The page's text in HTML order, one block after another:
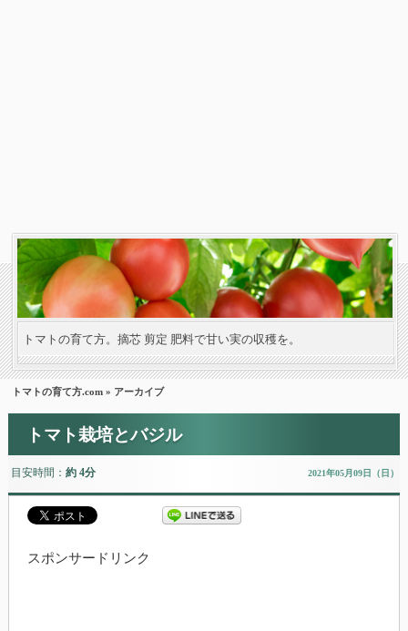
トマトの育て方。摘芯 剪定 肥料で甘い実の収穫を。
トマトの育て方.com » アーカイブ
トマト栽培とバジル
目安時間： 約 4分 2021年05月09日（日）
スポンサードリンク